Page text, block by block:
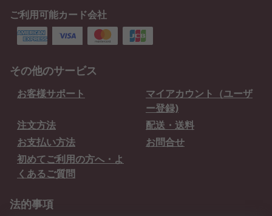
ご利用可能カード会社
その他のサービス
お客様サポート
マイアカウント（ユーザ
ー登録)
注文方法
配送・送料
お支払い方法
お問合せ
初めてご利用の方へ・よ
くあるご質問
法的事項